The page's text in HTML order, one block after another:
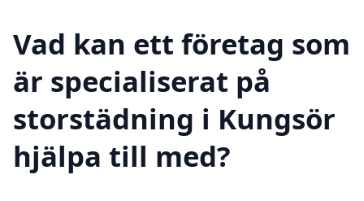
Vad kan ett företag som
är specialiserat på
storstädning i Kungsör
hjälpa till med?